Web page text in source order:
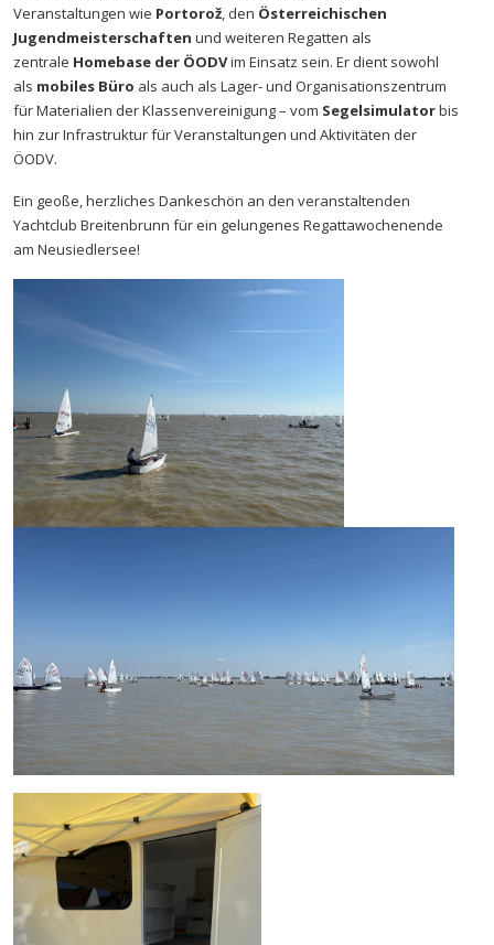
Veranstaltungen wie Portorož, den Österreichischen
Jugendmeisterschaften und weiteren Regatten als
zentrale Homebase der ÖODVim Einsatz sein. Er dient sowohl
als mobiles Büro als auch als Lager- und Organisationszentrum
für Materialien der Klassenvereinigung – vom Segelsimulatorbis
hin zur Infrastruktur für Veranstaltungen und Aktivitäten der
ÖODV.
Ein geoße, herzliches Dankeschön an den veranstaltenden
Yachtclub Breitenbrunn für ein gelungenes Regattawochenende
am Neusiedlersee!